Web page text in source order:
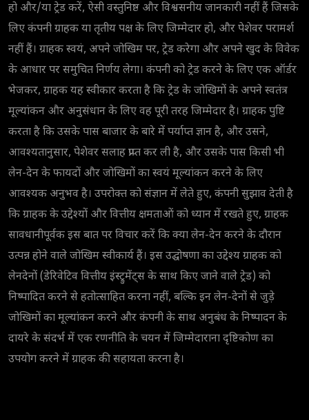
हो और/या ट्रेड करें, ऐसी वस्तुनिष्ठ और विश्वसनीय जानकारी नहीं हैं जिसके
लिए कंपनी ग्राहक या तृतीय पक्ष के लिए जिम्मेदार हो, और पेशेवर परामर्श
नहीं हैं। ग्राहक स्वयं, अपने जोखिम पर, ट्रेड करेगा और अपने खुद के विवेक
के आधार पर समुचित निर्णय लेगा। कंपनी को ट्रेड करने के लिए एक ऑर्डर
भेजकर, ग्राहक यह स्वीकार करता है कि ट्रेड के जोखिमों के अपने स्वतंत्र
मूल्यांकन और अनुसंधान के लिए वह पूरी तरह जिम्मेदार है। ग्राहक पुष्टि
करता है कि उसके पास बाजार के बारे में पर्याप्त ज्ञान है, और उसने,
आवश्यतानुसार, पेशेवर सलाह प्राप्त कर ली है, और उसके पास किसी भी
लेन-देन के फायदों और जोखिमों का स्वयं मूल्यांकन करने के लिए
आवश्यक अनुभव है। उपरोक्त को संज्ञान में लेते हुए, कंपनी सुझाव देती है
कि ग्राहक के उद्देश्यों और वित्तीय क्षमताओं को ध्यान में रखते हुए, ग्राहक
सावधानीपूर्वक इस बात पर विचार करें कि क्या लेन-देन करने के दौरान
उत्पन्न होने वाले जोखिम स्वीकार्य हैं। इस उद्घोषणा का उद्देश्य ग्राहक को
लेनदेनों (डेरिवेटिव वित्तीय इंस्ट्रुमेंट्स के साथ किए जाने वाले ट्रेड) को
निष्पादित करने से हतोत्साहित करना नहीं, बल्कि इन लेन-देनों से जुड़े
जोखिमों का मूल्यांकन करने और कंपनी के साथ अनुबंध के निष्पादन के
दायरे के संदर्भ में एक रणनीति के चयन में जिम्मेदाराना दृष्टिकोण का
उपयोग करने में ग्राहक की सहायता करना है।